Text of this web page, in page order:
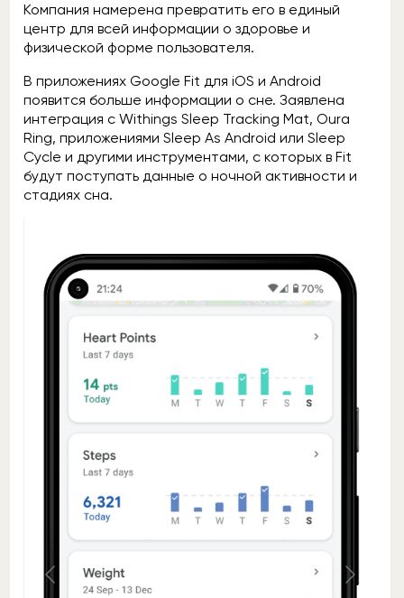
Компания намерена превратить его в единый
центр для всей информации о здоровье и
физической форме пользователя.
В приложениях Google Fit для iOS и Android
появится больше информации о сне. Заявлена
интеграция с Withings Sleep Tracking Mat, Oura
Ring, приложениями Sleep As Android или Sleep
Cycle и другими инструментами, с которых в Fit
будут поступать данные о ночной активности и
стадиях сна.